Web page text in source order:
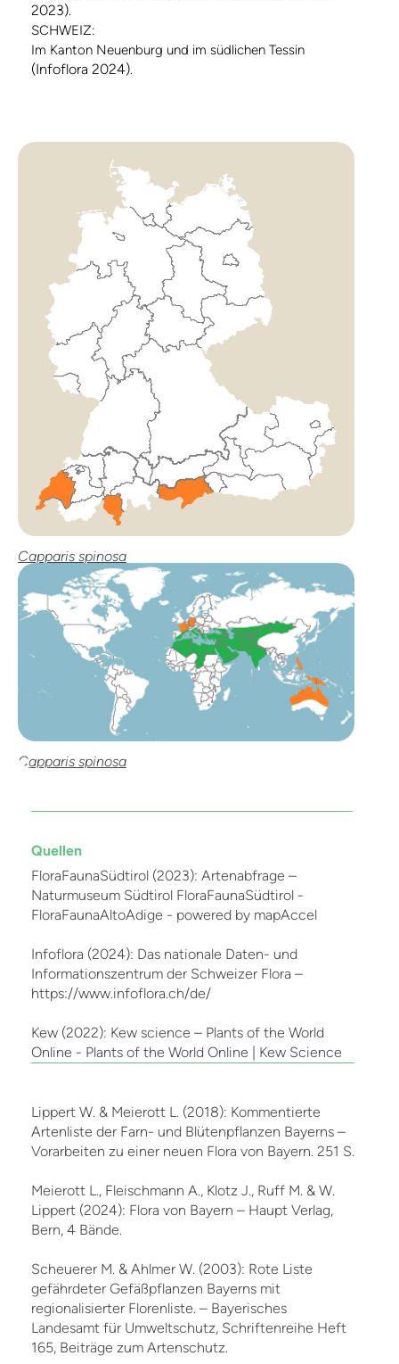
2023).
SCHWEIZ:
Im Kanton Neuenburg und im südlichen Tessin
(Infoflora 2024).
Capparis spinosa
Capparis spinosa
Quellen
FloraFaunaSüdtirol (2023): Artenabfrage –
Naturmuseum Südtirol FloraFaunaSüdtirol -
FloraFaunaAltoAdige - powered by mapAccel
Infoflora (2024): Das nationale Daten- und
Informationszentrum der Schweizer Flora –
https://www.infoflora.ch/de/
Kew (2022): Kew science – Plants of the World
Online - Plants of the World Online | Kew Science
Lippert W. & Meierott L. (2018): Kommentierte
Artenliste der Farn- und Blütenpflanzen Bayerns –
Vorarbeiten zu einer neuen Flora von Bayern. 251 S.
Meierott L., Fleischmann A., Klotz J., Ruff M. & W.
Lippert (2024): Flora von Bayern – Haupt Verlag,
Bern, 4 Bände.
Scheuerer M. & Ahlmer W. (2003): Rote Liste
gefährdeter Gefäßpflanzen Bayerns mit
regionalisierter Florenliste. – Bayerisches
Landesamt für Umweltschutz, Schriftenreihe Heft
165, Beiträge zum Artenschutz.